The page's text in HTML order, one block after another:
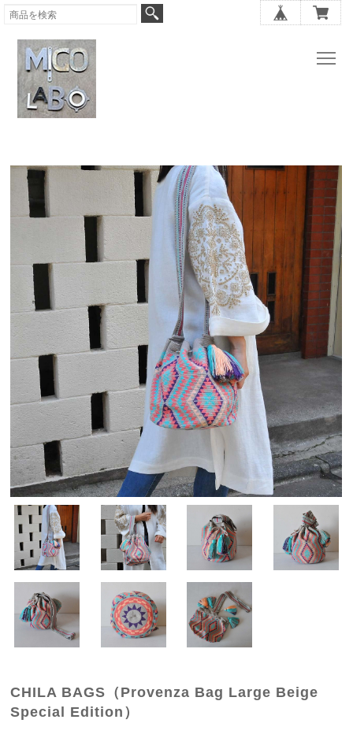
CHILA BAGS（Provenza Bag Large Beige
Special Edition）